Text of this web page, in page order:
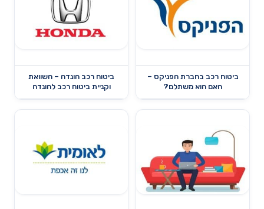
ביטוח רכב בחברת הפניקס –
האם הוא משתלם?
ביטוח רכב הונדה – השוואת
וקניית ביטוח רכב להונדה